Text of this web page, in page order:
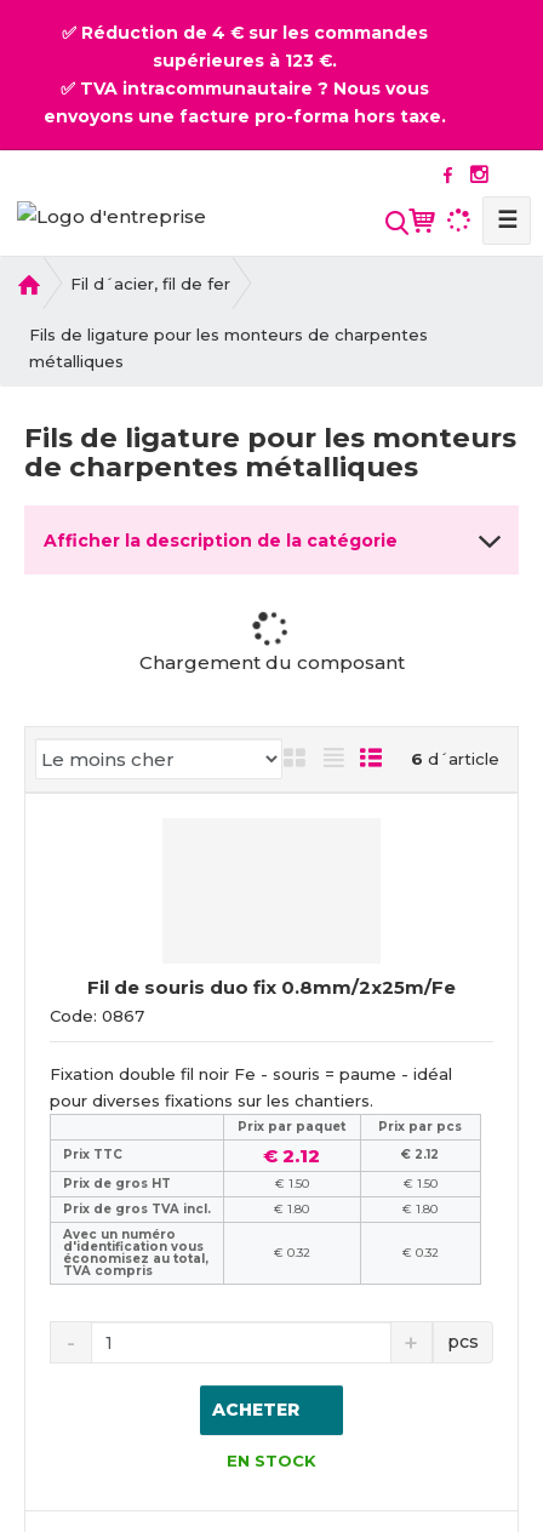
✅ Réduction de 4 € sur les commandes
supérieures à 123 €.
✅ TVA intracommunautaire ? Nous vous
envoyons une facture pro-forma hors taxe.
☰
p
a
c
u
Fil d´acier, fil de fer
Fils de ligature pour les monteurs de charpentes
métalliques
Fils de ligature pour les monteurs
de charpentes métalliques
Afficher la description de la catégorie
Chargement du composant
6 d´article
Fil de souris duo fix 0.8mm/2x25m/Fe
Code: 0867
Fixation double fil noir Fe - souris = paume - idéal
pour diverses fixations sur les chantiers.
Prix ​​par paquet
Prix par pcs
Prix TTC
€ 2.12
€ 2.12
Prix de gros HT
€ 1.50
€ 1.50
Prix de gros TVA incl.
€ 1.80
€ 1.80
Avec un numéro
d'identification vous
économisez au total,
TVA compris
€ 0.32 € 0.32
pcs
ACHETER
EN STOCK